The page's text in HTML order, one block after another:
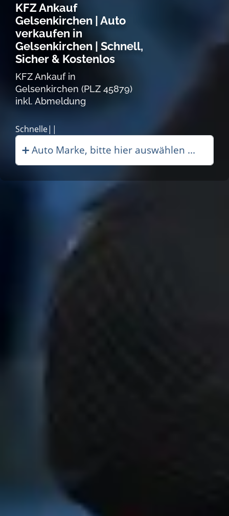
KFZ Ankauf
Gelsenkirchen | Auto
verkaufen in
Gelsenkirchen | Schnell,
Sicher & Kostenlos
KFZ Ankauf in
Gelsenkirchen (PLZ 45879)
inkl. Abmeldung
Schneller Autoankauf|